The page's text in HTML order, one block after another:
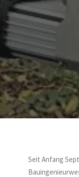
Seit Anfang